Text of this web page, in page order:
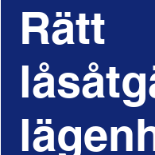
Rätt